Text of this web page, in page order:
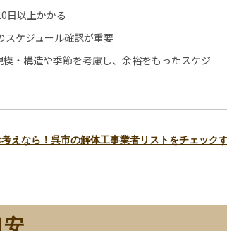
日以上かかる
スケジュール確認が重要
・構造や季節を考慮し、余裕をもったスケジ
えなら！呉市の解体工事業者リストをチェック